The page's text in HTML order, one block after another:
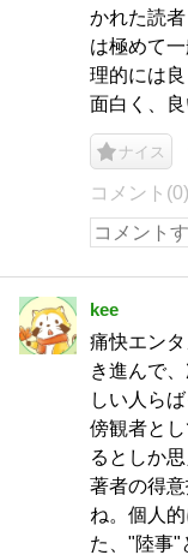
かれた読
は極めて
理的には
面白く、良
ナイス
コメント(0)
kee
痛快エン
き進んで
しい人ら
傍観者と
るとしか
著者の得
ね。個人
た、"陸事"